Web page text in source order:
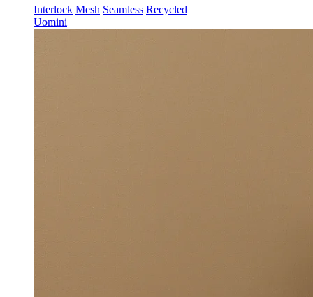
Interlock Mesh Seamless Recycled
Uomini